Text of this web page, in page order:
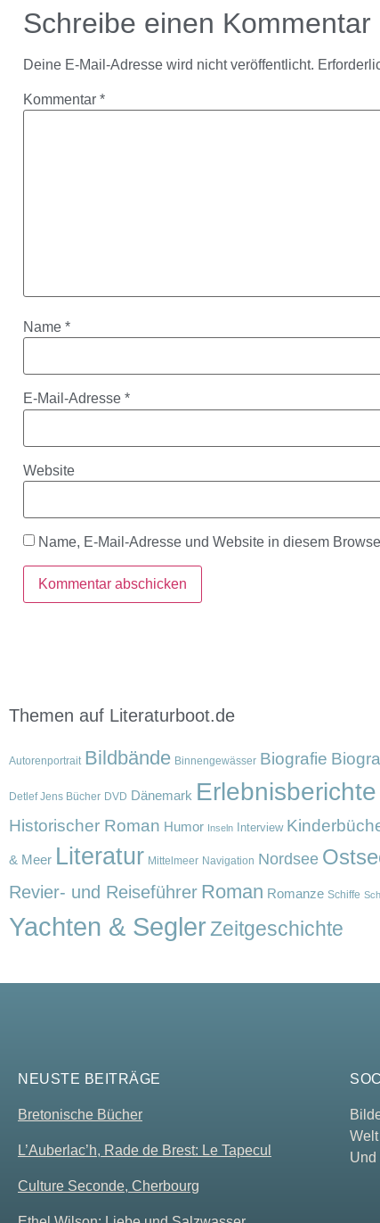
Schreibe einen Kommentar
Deine E-Mail-Adresse wird nicht veröffentlicht.
Kommentar *
Name *
E-Mail-Adresse *
Website
Name, E-Mail-Adresse und Website in diesem
Themen auf Literaturboot.de
Autorenportrait Bildbände Binnengewässer Biografie
Detlef Jens Bücher DVD Dänemark Erlebnisberichte
Historischer Roman Humor Inseln Interview
& Meer Literatur Mittelmeer Navigation Nordsee
Revier- und Reiseführer Roman Romanze Schiffe
Yachten & SeglerZeitgeschichte
NEUSTE BEITRÄGE
Bretonische Bücher
L’Auberlac’h, Rade de Brest: Le Tapecul
Culture Seconde, Cherbourg
Und